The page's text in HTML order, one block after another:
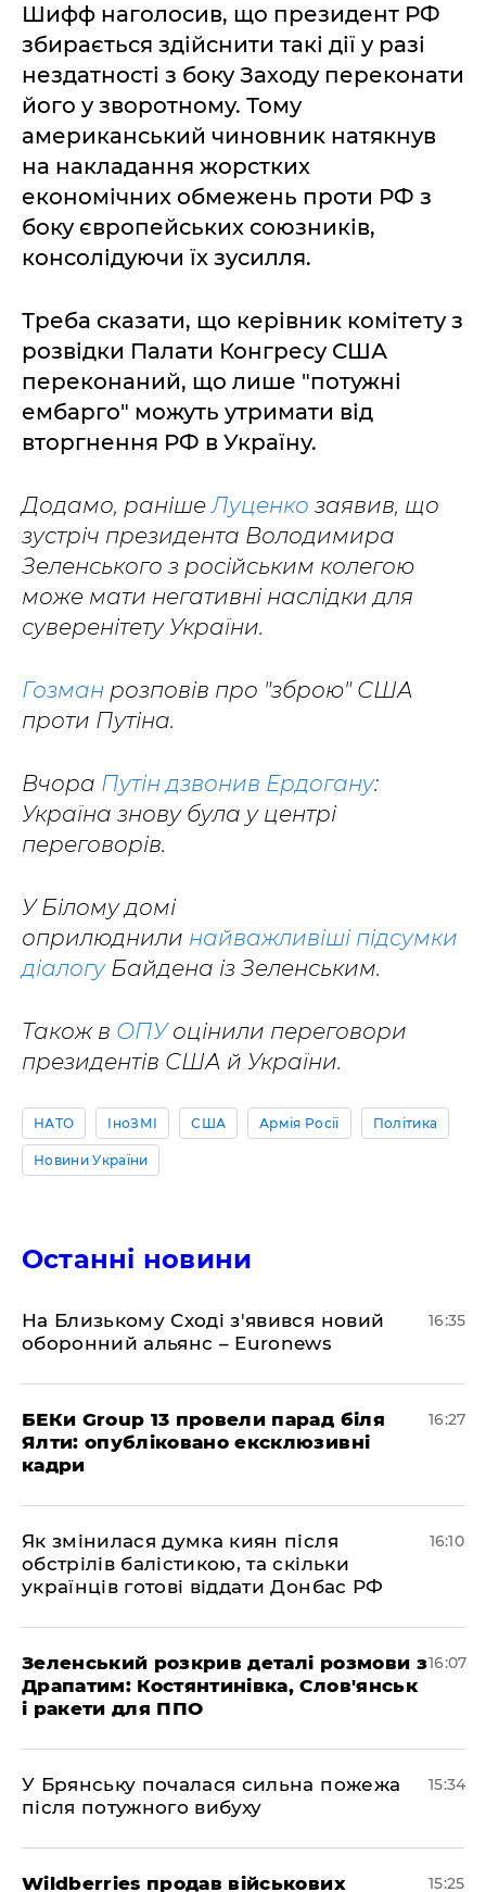
Шифф наголосив, що президент РФ
збирається здійснити такі дії у разі
нездатності з боку Заходу переконати
його у зворотному. Тому
американський чиновник натякнув
на накладання жорстких
економічних обмежень проти РФ з
боку європейських союзників,
консолідуючи їх зусилля.
Треба сказати, що керівник комітету з
розвідки Палати Конгресу США
переконаний, що лише "потужні
ембарго" можуть утримати від
вторгнення РФ в Україну.
Додамо, ранішеЛуценко заявив, що
зустріч президента Володимира
Зеленського з російським колегою
може мати негативні наслідки для
суверенітету України.
Гозман розповів про "зброю" США
проти Путіна.
Вчора Путін дзвонив Ердогану:
Україна знову була у центрі
переговорів.
У Білому домі
оприлюднили найважливіші підсумки
діалогуБайдена із Зеленським.
Також в ОПУоцінили переговори
президентів США й України.
НАТО ІноЗМІ США Армія Росії Політика
Новини України
Останні новини
На Близькому Сході з'явився новий
оборонний альянс – Euronews
16:35
БЕКи Group 13 провели парад біля
Ялти: опубліковано ексклюзивні
кадри
16:27
Як змінилася думка киян після
обстрілів балістикою, та скільки
українців готові віддати Донбас РФ
16:10
Зеленський розкрив деталі розмови з
Драпатим: Костянтинівка, Слов'янськ
і ракети для ППО
16:07
У Брянську почалася сильна пожежа
після потужного вибуху
15:34
Wildberries продав військових 15:25